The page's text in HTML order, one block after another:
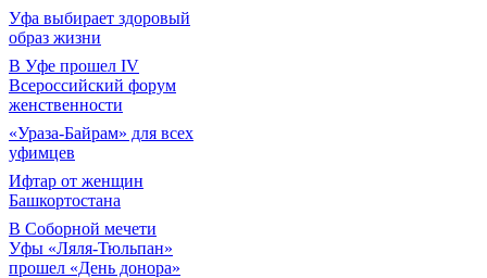
Уфа выбирает здоровый
образ жизни
В Уфе прошел IV
Всероссийский форум
женственности
«Ураза-Байрам» для всех
уфимцев
Ифтар от женщин
Башкортостана
В Соборной мечети
Уфы «Ляля-Тюльпан»
прошел «День донора»